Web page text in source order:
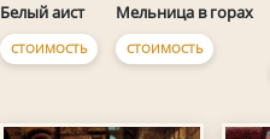
Белый аист
СТОИМОСТЬ
Мельница в горах
СТОИМОСТЬ